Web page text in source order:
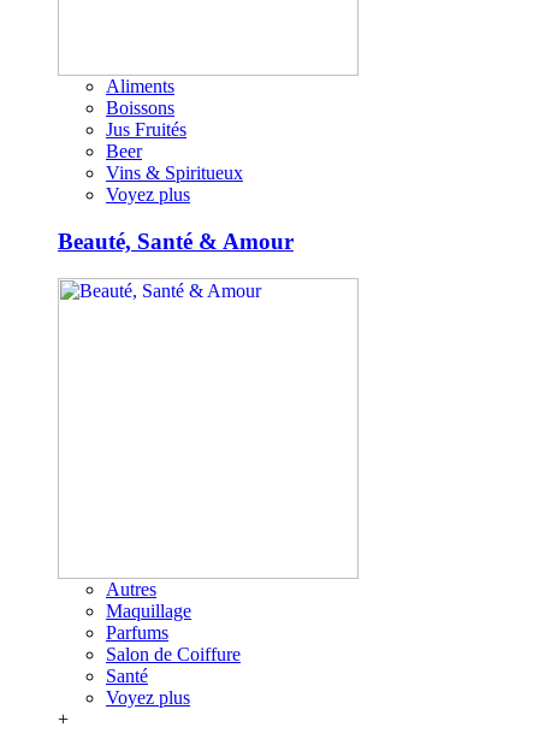
Aliments
Boissons
Jus Fruités
Beer
Vins & Spiritueux
Voyez plus
Beauté, Santé & Amour
Autres
Maquillage
Parfums
Salon de Coiffure
Santé
Voyez plus
+